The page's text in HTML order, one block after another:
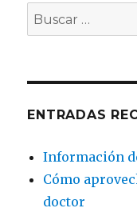
Buscar
por:
ENTRADAS
Información
Cómo
doctor